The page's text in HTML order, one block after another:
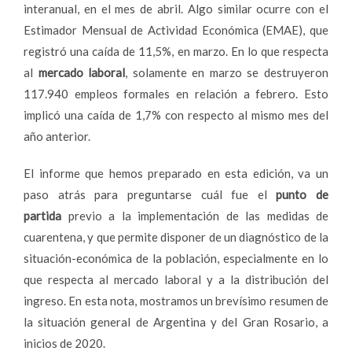
interanual, en el mes de abril. Algo similar ocurre con el
Estimador Mensual de Actividad Económica (EMAE), que
registró una caída de 11,5%, en marzo. En lo que respecta
al mercado laboral , solamente en marzo se destruyeron
117.940 empleos formales en relación a febrero. Esto
implicó una caída de 1,7% con respecto al mismo mes del
año anterior.
El informe que hemos preparado en esta edición, va un
paso atrás para preguntarse cuál fue elpunto de
partida previo a la implementación de las medidas de
cuarentena, y que permite disponer de un diagnóstico de la
situación-económica de la población, especialmente en lo
que respecta al mercado laboral y a la distribución del
ingreso. En esta nota, mostramos un brevísimo resumen de
la situación general de Argentina y del Gran Rosario, a
inicios de 2020.